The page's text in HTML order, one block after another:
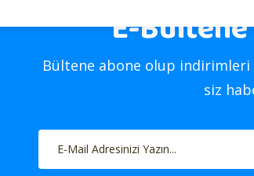
E-
Bültene abone olup indirimleri
siz